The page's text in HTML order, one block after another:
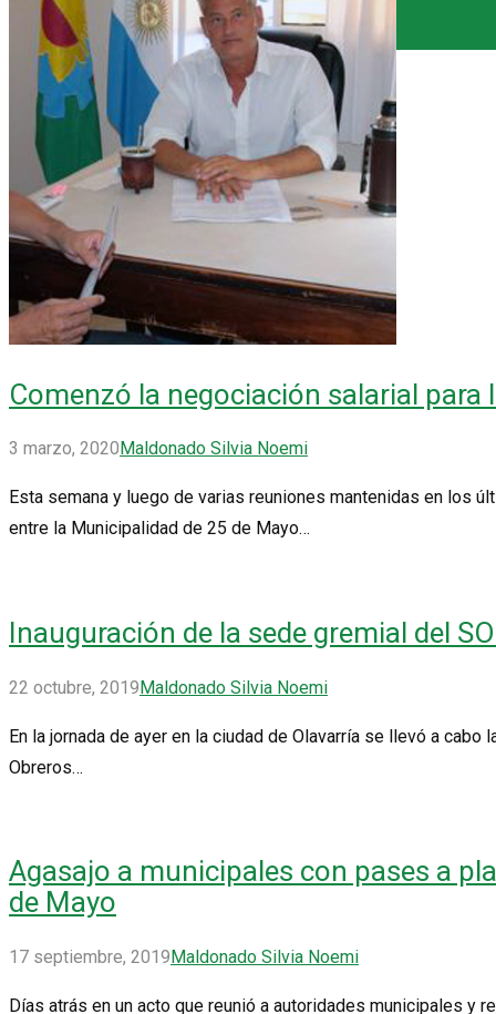
Comenzó la negociación salarial
3 marzo, 2020 Maldonado Silvia Noemi
Esta semana y luego de varias reuniones mantenidas en los
entre la Municipalidad de 25 de Mayo…
Inauguración de la sede gremial del
22 octubre, 2019Maldonado Silvia Noemi
En la jornada de ayer en la ciudad de Olavarría se llevó a
Obreros…
Agasajo a municipales con pases a
de Mayo
17 septiembre, 2019Maldonado Silvia Noemi
Días atrás en un acto que reunió a autoridades municipales y